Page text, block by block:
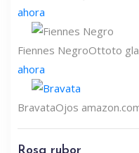
ahora
Fiennes NegroOttoto
ahora
BravataOjos